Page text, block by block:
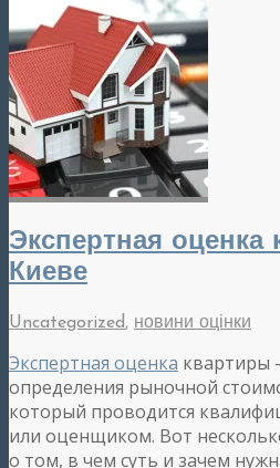
Экспертная оценка
Киеве
Uncategorized, новини оцінки
Экспертная оценка квартиры
определения рыночной
который проводится
или оценщиком. Вот
о том, в чем суть и зачем